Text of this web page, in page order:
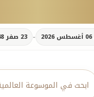
- 23 صفر 1448